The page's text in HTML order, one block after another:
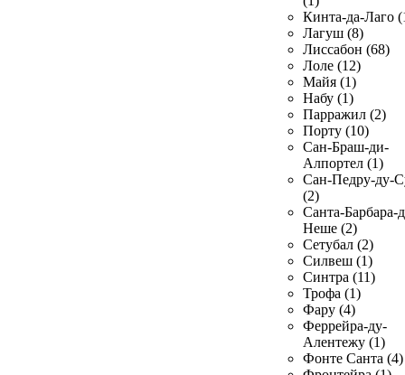
Кинта-да-Лаго
Лагуш (8)
Лиссабон (68)
Лоле (12)
Майя (1)
Набу (1)
Парражил (2)
Порту (10)
Сан-Браш-ди-
Алпортел (1)
Сан-Педру-ду-
(2)
Санта-Барбара-
Неше (2)
Сетубал (2)
Силвеш (1)
Синтра (11)
Трофа (1)
Фару (4)
Феррейра-ду-
Алентежу (1)
Фонте Санта (4)